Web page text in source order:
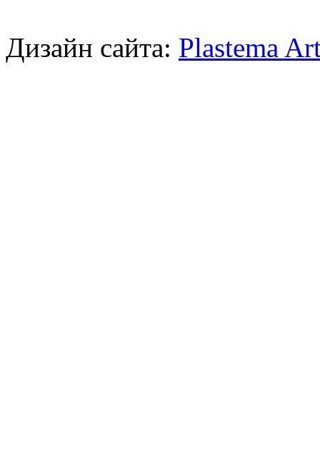
Дизайн сайта: Plastema